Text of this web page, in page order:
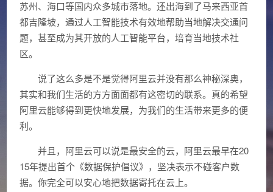
苏州、海口等国内众多城市落地。还出海到了马来西亚首
都吉隆坡，通过人工智能技术有效地帮助当地解决交通问
题，甚至成为其开放的人工智能平台，培育当地技术社
区。
说了这么多是不是觉得阿里云并没有那么神秘深奥，
其实和我们生活的方方面面都有这密切的联系。真的希望
阿里云能够得到更快地发展，为我们的生活带来更多的便
利。
并且，阿里云可以说是最安全的云，阿里云最早在20
15年提出首个《数据保护倡议》，坚决表示不碰客户数
据。你完全可以安心地把数据寄托在云上。